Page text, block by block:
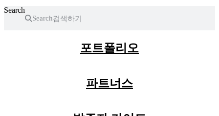
Search
Search
포트폴리오
파트너스